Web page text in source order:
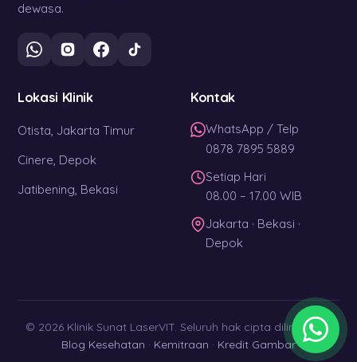
dewasa.
Lokasi Klinik
Otista, Jakarta Timur
Cinere, Depok
Jatibening, Bekasi
Kontak
WhatsApp / Telp
0878 7895 5889
Setiap Hari
08.00 – 17.00 WIB
Jakarta · Bekasi ·
Depok
© 2026 Klinik Sunat LaserVIT. Seluruh hak cipta dilindungi. ·
Blog Kesehatan · Kemitraan · Kredit Gambar